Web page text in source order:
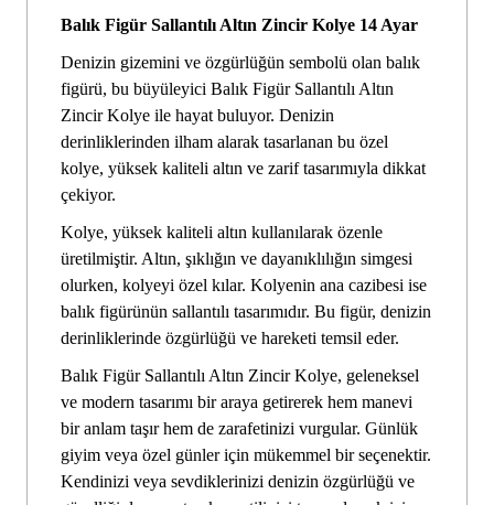
Balık Figür Sallantılı Altın Zincir Kolye 14 Ayar
Denizin gizemini ve özgürlüğün sembolü olan balık
figürü, bu büyüleyici Balık Figür Sallantılı Altın
Zincir Kolye ile hayat buluyor. Denizin
derinliklerinden ilham alarak tasarlanan bu özel
kolye, yüksek kaliteli altın ve zarif tasarımıyla dikkat
çekiyor.
Kolye, yüksek kaliteli altın kullanılarak özenle
üretilmiştir. Altın, şıklığın ve dayanıklılığın simgesi
olurken, kolyeyi özel kılar. Kolyenin ana cazibesi ise
balık figürünün sallantılı tasarımıdır. Bu figür, denizin
derinliklerinde özgürlüğü ve hareketi temsil eder.
Balık Figür Sallantılı Altın Zincir Kolye, geleneksel
ve modern tasarımı bir araya getirerek hem manevi
bir anlam taşır hem de zarafetinizi vurgular. Günlük
giyim veya özel günler için mükemmel bir seçenektir.
Kendinizi veya sevdiklerinizi denizin özgürlüğü ve